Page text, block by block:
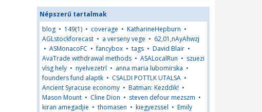
Népszerű tartalmak
blog • 149(1) • coverage • KatharineHepburn •
AGLstockforecast • a verseny vege • 62,01,nAyAhwzj
• ASMonacoFC •fancybox • tags • David Blair •
AvaTrade withdrawal methods • ASALocalRun • szuezi
vlsg hely • nyelvezetrl • anna maria lubomirska •
founders fund alaptk • CSALDI POTTLK UTALSA •
Ancient Syracuse economy • Batman: Kezddik! •
Mason Mount • Cline Dion • steven defour mezszm •
kiran amegadjie • thomasen • kiegyezssel • Emily